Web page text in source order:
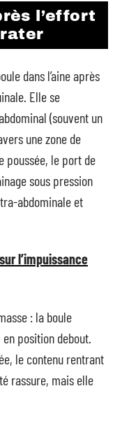
l’effort
dans l’aine après
Elle se
(souvent un
une zone de
poussée, le port de
sous pression
abdominale et
l’impuissance
: la boule
position debout.
le contenu rentrant
rassure, mais elle